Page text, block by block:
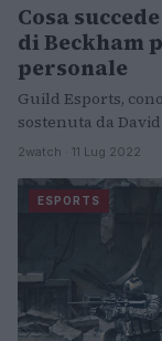
Cosa
di Beckham
personale
Guild Esports,
sostenuta da
2watch · 11 Lug 2022
ESPORTS